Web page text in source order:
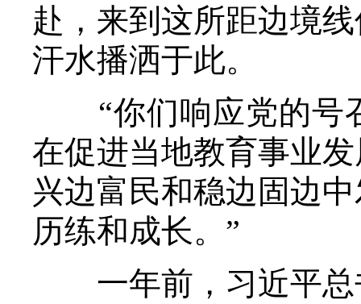
赴，来到这所距边境
汗水播洒于此。
“你们响应党的号
在促进当地教育事业
兴边富民和稳边固边
历练和成长。”
一年前，习近平总